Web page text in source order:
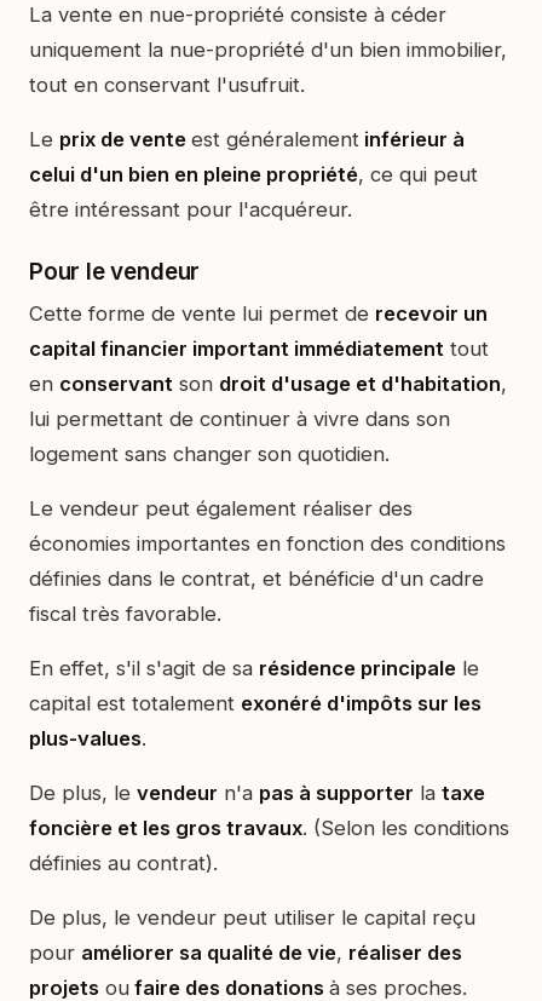
La vente en nue-propriété consiste à céder
uniquement la nue-propriété d'un bien immobilier,
tout en conservant l'usufruit.
Le prix de vente est généralement inférieur à
celui d'un bien en pleine propriété, ce qui peut
être intéressant pour l'acquéreur.
Pour le vendeur
Cette forme de vente lui permet de recevoir un
capital financier important immédiatement tout
en conservant son droit d'usage et d'habitation,
lui permettant de continuer à vivre dans son
logement sans changer son quotidien.
Le vendeur peut également réaliser des
économies importantes en fonction des conditions
définies dans le contrat, et bénéficie d'un cadre
fiscal très favorable.
En effet, s'il s'agit de sa résidence principale le
capital est totalement exonéré d'impôts sur les
plus-values.
De plus, le vendeur n'a pas à supporter la taxe
foncière et les gros travaux. (Selon les conditions
définies au contrat).
De plus, le vendeur peut utiliser le capital reçu
pour améliorer sa qualité de vie, réaliser des
projets ou faire des donations à ses proches.